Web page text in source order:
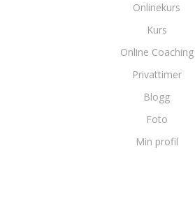
Onlinekurs
Kurs
Online Coaching
Privattimer
Blogg
Foto
Min profil